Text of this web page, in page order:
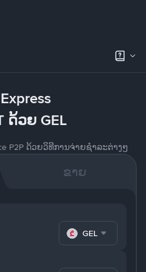
ດ້ວຍ GEL
P2P ດ້ວຍວິທີການຈ່າຍຊຳລະຕ່າງໆ
ຂາຍ
GEL